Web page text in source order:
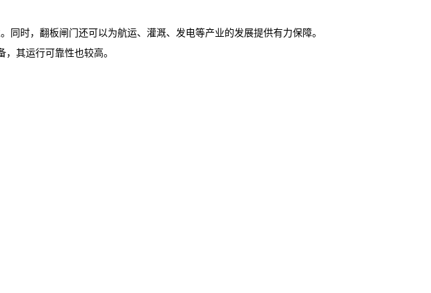
时，翻板闸门还可以为航运、灌溉、发电等产业的发展提供有力保障。
其运行可靠性也较高。